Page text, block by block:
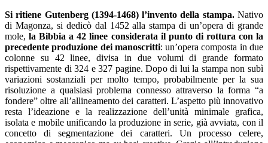
Si ritiene Gutenberg (1394-1468) l’invento della stampa.Nativo
di Magonza, si dedicò dal 1452 alla stampa di un’opera di grande
mole,la Bibbia a 42 linee considerata il punto di rottura con la
precedente produzione dei manoscritti: un’opera composta in due
colonne su 42 linee, divisa in due volumi di grande formato
rispettivamente di 324 e 327 pagine. Dopo di lui la stampa non subì
variazioni sostanziali per molto tempo, probabilmente per la sua
risoluzione a qualsiasi problema connesso attraverso la forma “a
fondere” oltre all’allineamento dei caratteri. L’aspetto più innovativo
resta l’ideazione e la realizzazione dell’unità minimale grafica,
isolata e mobile unificando la produzione in serie, già avviata, con il
concetto di segmentazione dei caratteri. Un processo celere,